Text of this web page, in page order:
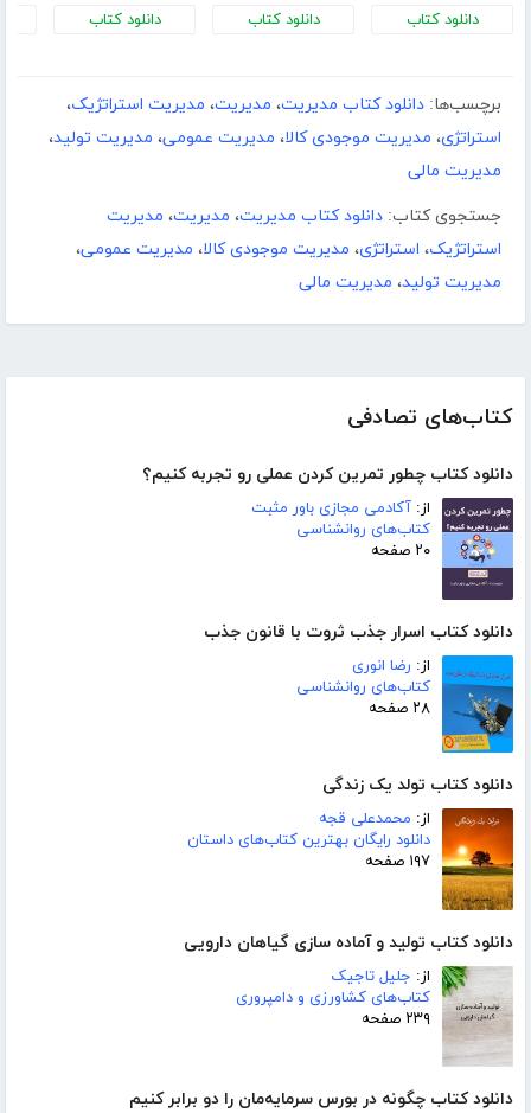
کتاب‌های تصادفی
دانلود کتاب چطور تمرین کردن عملی رو تجربه کنیم؟
از: آکادمی مجازی باور مثبت
کتاب‌های روانشناسی
۲۰ صفحه
دانلود کتاب اسرار جذب ثروت با قانون جذب
از: رضا انوری
کتاب‌های روانشناسی
۲۸ صفحه
دانلود کتاب تولد یک زندگی
از: محمدعلی قجه
دانلود رایگان بهترین کتاب‌های داستان
۱۹۷ صفحه
دانلود کتاب تولید و آماده سازی گیاهان دارویی
از: جلیل تاجیک
کتاب‌های کشاورزی و دامپروری
۲۳۹ صفحه
دانلود کتاب چگونه در بورس سرمایه‌مان را دو برابر کنیم
دانلود کتاب دانلود کتاب دانلود کتاب
برچسب‌ها: دانلود کتاب مدیریت، مدیریت، مدیریت استراتژیک،
استراتژی، مدیریت موجودی کالا، مدیریت عمومی، مدیریت تولید،
مدیریت مالی
جستجوی کتاب: دانلود کتاب مدیریت، مدیریت، مدیریت
استراتژیک، استراتژی، مدیریت موجودی کالا، مدیریت عمومی،
مدیریت تولید، مدیریت مالی